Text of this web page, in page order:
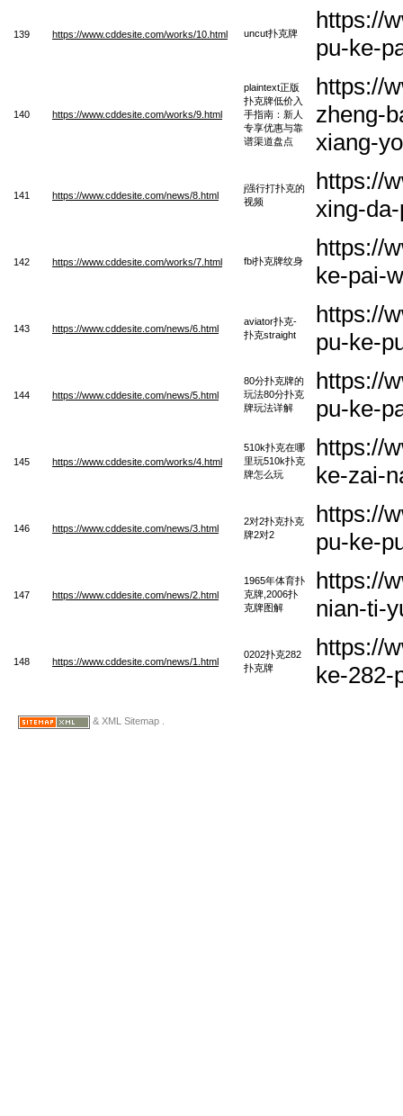
139 https://www.cddesite.com/works/10.html uncut扑克牌
https://
pu-ke-
140 https://www.cddesite.com/works/9.html
plaintext正版
扑克牌低价入
手指南：新人
专享优惠与靠
谱渠道盘点
https://
zheng-
xiang-
141 https://www.cddesite.com/news/8.html
j强行打扑克的
视频
https://
xing-
142 https://www.cddesite.com/works/7.html fbi扑克牌纹身
https://
ke-pai-
143 https://www.cddesite.com/news/6.html
aviator扑克-
扑克straight
https://
pu-ke-
144 https://www.cddesite.com/news/5.html
80分扑克牌的
玩法80分扑克
牌玩法详解
https://
pu-ke-
145 https://www.cddesite.com/works/4.html
510k扑克在哪
里玩510k扑克
牌怎么玩
https://
ke-zai-
146 https://www.cddesite.com/news/3.html
2对2扑克扑克
牌2对2
https://
pu-ke-
147 https://www.cddesite.com/news/2.html
1965年体育扑
克牌,2006扑
克牌图解
https://
nian-ti-
148 https://www.cddesite.com/news/1.html
0202扑克282
扑克牌
https://
ke-282-
& XML Sitemap .